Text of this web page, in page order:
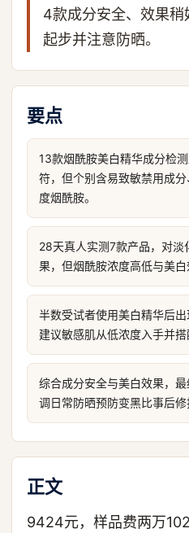
4款成分安全、效果
起步并注意防晒。
要点
13款烟酰胺美白精华成分检
符，但个别含易致敏禁用成
度烟酰胺。
28天真人实测7款产品，对淡
果，但烟酰胺浓度高低与美白
半数受试者使用美白精华后出
建议敏感肌从低浓度入手并搭
综合成分安全与美白效果，
调日常防晒预防变黑比事后修
正文
9424元，样品费两万